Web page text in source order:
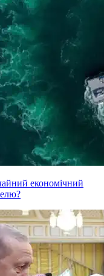
економічний